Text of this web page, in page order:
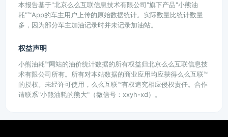
本报告基于"北京么么互联信息技术有限公司"旗下产品"小熊油
耗"™App的车主用户上传的原始数据统计。实际数量比统计数量
多，因为部分车主加油记录时并未记录加油站。
权益声明
小熊油耗™网站的油价统计数据的所有权益归北京么么互联信息技
术有限公司所有。所有对本站数据的商业应用均应获得么么互联™
的授权。未经许可使用，么么互联™有权追究相应侵权责任。合作
请联系"小熊油耗的熊大"（微信号：xxyh-xd）。